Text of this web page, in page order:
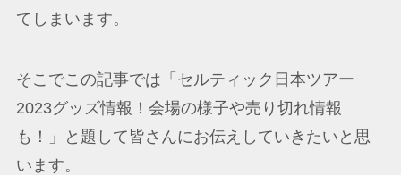
てしまいます。
そこでこの記事では「セルティック日本ツアー
2023グッズ情報！会場の様子や売り切れ情報
も！」と題して皆さんにお伝えしていきたいと思
います。